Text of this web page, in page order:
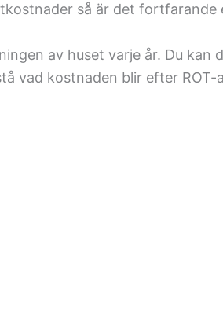
så är det fortfarande
av huset varje år. Du kan
vad kostnaden blir efter ROT-